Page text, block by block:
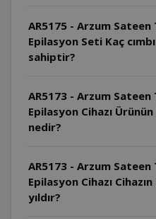
AR5175 - Arzum Sateen
Epilasyon Seti Kaç
sahiptir?
AR5173 - Arzum Sateen
Epilasyon Cihazı
nedir?
AR5173 - Arzum Sateen
Epilasyon Cihazı
yıldır?